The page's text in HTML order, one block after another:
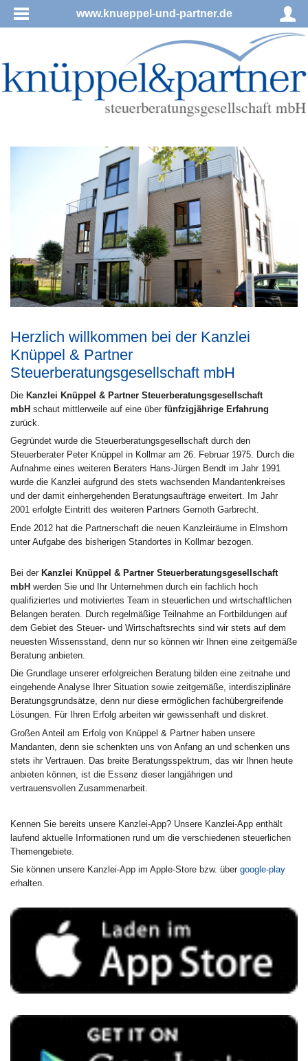
www.knueppel-und-partner.de
Herzlich willkommen bei der Kanzlei
Knüppel & Partner
Steuerberatungsgesellschaft mbH
Die Kanzlei Knüppel & Partner Steuerberatungsgesellschaft
mbH schaut mittlerweile auf eine über fünfzigjährige Erfahrung
zurück.
Gegründet wurde die Steuerberatungsgesellschaft durch den
Steuerberater Peter Knüppel in Kollmar am 26. Februar 1975. Durch die
Aufnahme eines weiteren Beraters Hans-Jürgen Bendt im Jahr 1991
wurde die Kanzlei aufgrund des stets wachsenden Mandantenkreises
und der damit einhergehenden Beratungsaufträge erweitert. Im Jahr
2001 erfolgte Eintritt des weiteren Partners Gernoth Garbrecht.
Ende 2012 hat die Partnerschaft die neuen Kanzleiräume in Elmshorn
unter Aufgabe des bisherigen Standortes in Kollmar bezogen.
Bei der Kanzlei Knüppel & Partner Steuerberatungsgesellschaft
mbH werden Sie und Ihr Unternehmen durch ein fachlich hoch
qualifiziertes und motiviertes Team in steuerlichen und wirtschaftlichen
Belangen beraten. Durch regelmäßige Teilnahme an Fortbildungen auf
dem Gebiet des Steuer- und Wirtschaftsrechts sind wir stets auf dem
neuesten Wissensstand, denn nur so können wir Ihnen eine zeitgemäße
Beratung anbieten.
Die Grundlage unserer erfolgreichen Beratung bilden eine zeitnahe und
eingehende Analyse Ihrer Situation sowie zeitgemäße, interdisziplinäre
Beratungsgrundsätze, denn nur diese ermöglichen fachübergreifende
Lösungen. Für Ihren Erfolg arbeiten wir gewissenhaft und diskret.
Großen Anteil am Erfolg von Knüppel & Partner haben unsere
Mandanten, denn sie schenkten uns von Anfang an und schenken uns
stets ihr Vertrauen. Das breite Beratungsspektrum, das wir Ihnen heute
anbieten können, ist die Essenz dieser langjährigen und
vertrauensvollen Zusammenarbeit.
Kennen Sie bereits unsere Kanzlei-App? Unsere Kanzlei-App enthält
laufend aktuelle Informationen rund um die verschiedenen steuerlichen
Themengebiete.
Sie können unsere Kanzlei-App im Apple-Store bzw. über google-play
erhalten.